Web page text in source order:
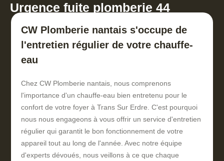
Urgence fuite plomberie 44
CW Plomberie nantais s'occupe de
l'entretien régulier de votre chauffe-
eau
Chez CW Plomberie nantais, nous comprenons
l'importance d'un chauffe-eau bien entretenu pour le
confort de votre foyer à Trans Sur Erdre. C'est pourquoi
nous nous engageons à vous offrir un service d'entretien
régulier qui garantit le bon fonctionnement de votre
appareil tout au long de l'année. Avec notre équipe
d'experts dévoués, nous veillons à ce que chaque